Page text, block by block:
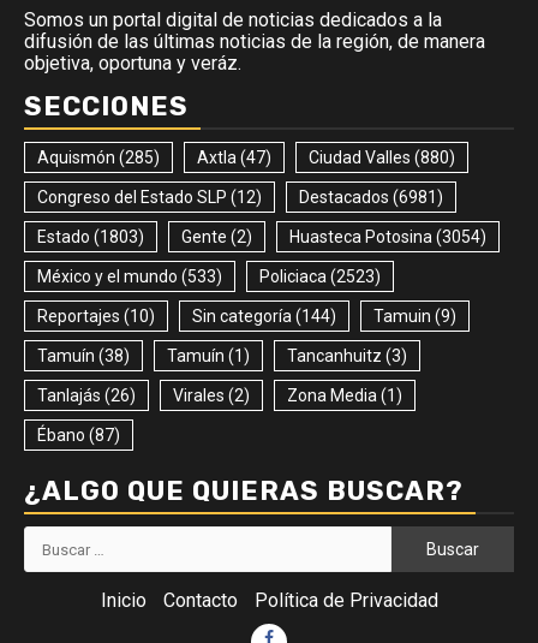
Somos un portal digital de noticias dedicados a la
difusión de las últimas noticias de la región, de manera
objetiva, oportuna y veráz.
SECCIONES
Aquismón (285) Axtla (47) Ciudad Valles (880)
Congreso del Estado SLP (12) Destacados (6981)
Estado (1803) Gente (2) Huasteca Potosina (3054)
México y el mundo (533) Policiaca (2523)
Reportajes (10) Sin categoría (144) Tamuin (9)
Tamuín (38) Tamuín (1) Tancanhuitz (3)
Tanlajás (26) Virales (2) Zona Media (1)
Ébano (87)
¿ALGO QUE QUIERAS BUSCAR?
Buscar:
Inicio Contacto Política de Privacidad